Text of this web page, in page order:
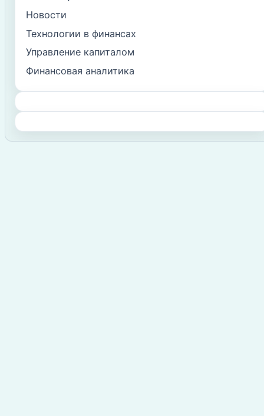
Новости
Технологии в финансах
Управление капиталом
Финансовая аналитика